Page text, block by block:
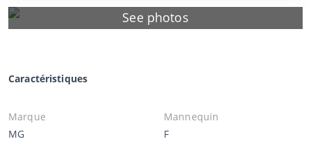
See photos
Caractéristiques
Marque
MG
Mannequin
F